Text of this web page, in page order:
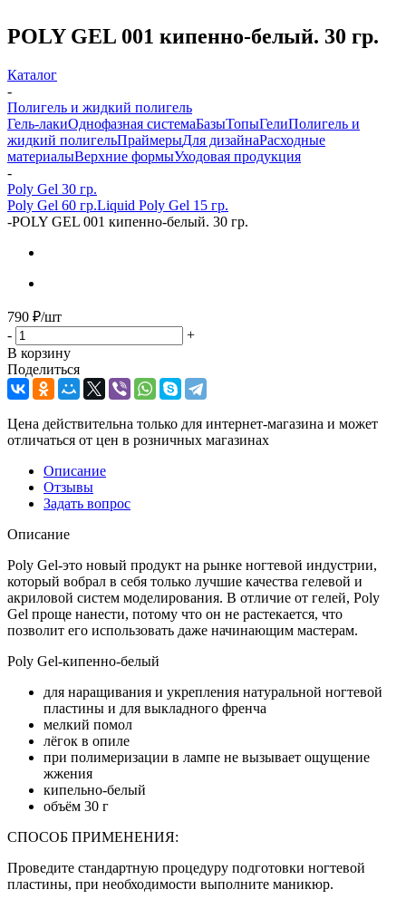
POLY GEL 001 кипенно-белый. 30 гр.
Каталог
-
Полигель и жидкий полигель
Гель-лакиОднофазная системаБазыТопыГелиПолигель и
жидкий полигельПраймерыДля дизайнаРасходные
материалыВерхние формыУходовая продукция
-
Poly Gel 30 гр.
Poly Gel 60 гр.Liquid Poly Gel 15 гр.
-POLY GEL 001 кипенно-белый. 30 гр.
790 ₽/шт
-
+
В корзину
Поделиться
Цена действительна только для интернет-магазина и может
отличаться от цен в розничных магазинах
Описание
Отзывы
Задать вопрос
Описание
Poly Gel-это новый продукт на рынке ногтевой индустрии,
который вобрал в себя только лучшие качества гелевой и
акриловой систем моделирования. В отличие от гелей, Poly
Gel проще нанести, потому что он не растекается, что
позволит его использовать даже начинающим мастерам.
Poly Gel-кипенно-белый
для наращивания и укрепления натуральной ногтевой
пластины и для выкладного френча
мелкий помол
лёгок в опиле
при полимеризации в лампе не вызывает ощущение
жжения
кипельно-белый
объём 30 г
СПОСОБ ПРИМЕНЕНИЯ:
Проведите стандартную процедуру подготовки ногтевой
пластины, при необходимости выполните маникюр.